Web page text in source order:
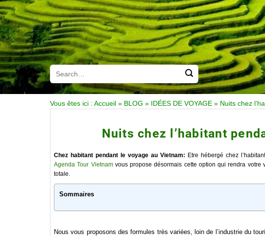
Vous êtes ici : Accueil » BLOG » IDÉES DE VOYAGE » Nuits chez
Nuits chez l’habitant
Chez habitant pendant le voyage au Vietnam: Etre hébergé chez
Agenda Tour Vietnamvous propose désormais cette option qui rendra votre
totale.
Sommaires
Nous vous proposons des formules très variées, loin de l’industrie du